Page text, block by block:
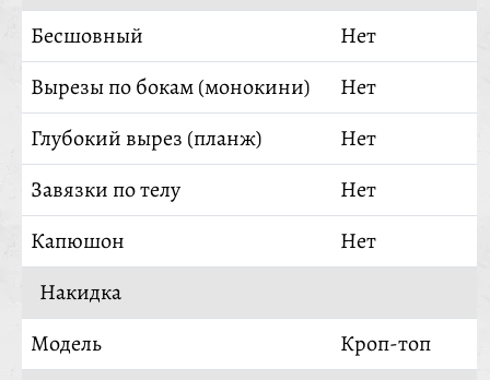
Бесшовный
Нет
Вырезы по бокам (монокини)
Нет
Глубокий вырез (планж)
Нет
Завязки по телу
Нет
Капюшон
Нет
Накидка
Модель
Кроп-топ